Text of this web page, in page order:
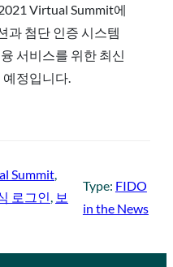
Virtual Summit에
과 첨단 인증 시스템
서비스를 위한 최신
예정입니다.
Summit
로그인 보
Type: FIDO
in the News